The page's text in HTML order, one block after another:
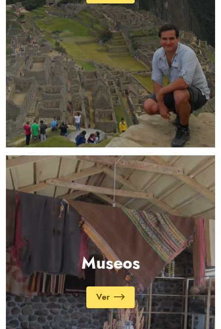
Museos
Ver